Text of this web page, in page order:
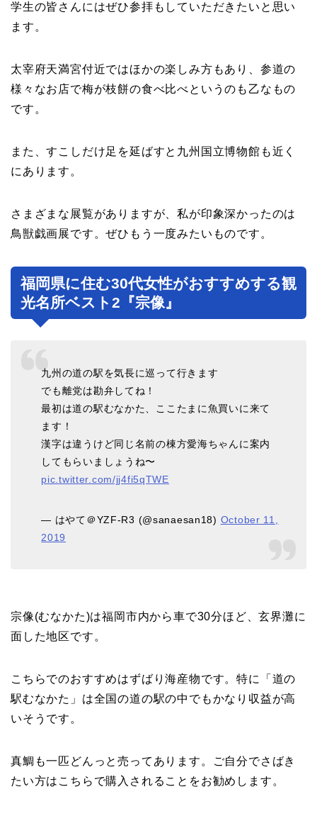
学生の皆さんにはぜひ参拝もしていただきたいと思い
ます。
太宰府天満宮付近ではほかの楽しみ方もあり、参道の
様々なお店で梅が枝餅の食べ比べというのも乙なもの
です。
また、すこしだけ足を延ばすと九州国立博物館も近く
にあります。
さまざまな展覧がありますが、私が印象深かったのは
鳥獣戯画展です。ぜひもう一度みたいものです。
福岡県に住む30代女性がおすすめする観
光名所ベスト2『宗像』
九州の道の駅を気長に巡って行きます
でも離党は勘弁してね！
最初は道の駅むなかた、ここたまに魚買いに来て
ます！
漢字は違うけど同じ名前の棟方愛海ちゃんに案内
してもらいましょうね〜
pic.twitter.com/jj4fi5qTWE
— はやて＠YZF-R3 (@sanaesan18) October 11,
2019
宗像(むなかた)は福岡市内から車で30分ほど、玄界灘に
面した地区です。
こちらでのおすすめはずばり海産物です。特に「道の
駅むなかた」は全国の道の駅の中でもかなり収益が高
いそうです。
真鯛も一匹どんっと売ってあります。ご自分でさばき
たい方はこちらで購入されることをお勧めします。